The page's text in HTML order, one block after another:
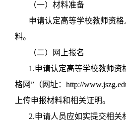
（一）材料准备
申请认定高等学校教师资
料。
（二）网上报名
1.申请认定高等学校教师资
格网”（网址：http://
上传申报材料和相关证明。
2.申请人员应如实提交相关